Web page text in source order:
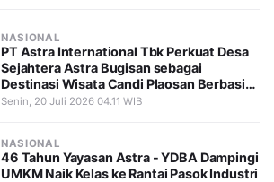
NASIONAL
PT Astra International Tbk Perkuat Desa
Sejahtera Astra Bugisan sebagai
Destinasi Wisata Candi Plaosan Berbasis
Budaya
Senin, 20 Juli 2026 04.11 WIB
NASIONAL
46 Tahun Yayasan Astra - YDBA Dampingi
UMKM Naik Kelas ke Rantai Pasok Industri